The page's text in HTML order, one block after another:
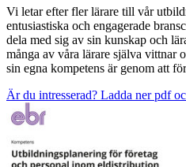
Vi letar efter fler lärare till vår
entusiastiska och engagerade
dela med sig av sin kunskap och
många av våra lärare själva vittnar
sin egna kompetens är genom att
Är du intresserad? Ladda ner pdf